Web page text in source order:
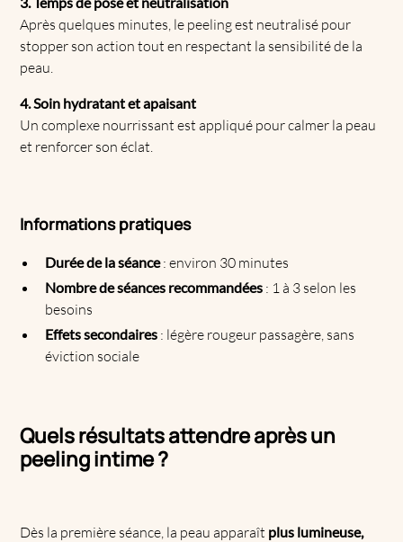
Après quelques minutes, le peeling est neutralisé pour
stopper son action tout en respectant la sensibilité de la
peau.
4. Soin hydratant et apaisant
Un complexe nourrissant est appliqué pour calmer la peau
et renforcer son éclat.
Informations pratiques
Durée de la séance: environ 30 minutes
Nombre de séances recommandées : 1 à 3 selon les
besoins
Effets secondaires : légère rougeur passagère, sans
éviction sociale
Quels résultats attendre après un
peeling intime ?
Dès la première séance, la peau apparaît plus lumineuse,